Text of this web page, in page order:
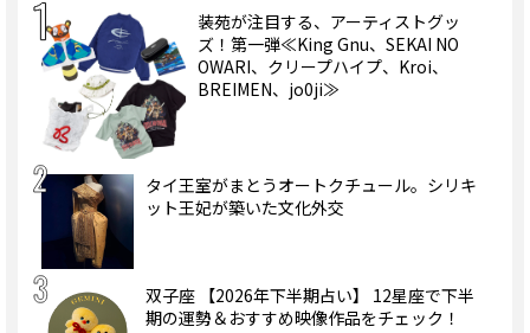
装苑が注目する、アーティストグッ
ズ！第一弾≪King Gnu、SEKAI NO
OWARI、クリープハイプ、Kroi、
BREIMEN、jo0ji≫
タイ王室がまとうオートクチュール。シリキ
ット王妃が築いた文化外交
双子座 【2026年下半期占い】 12星座で下半
期の運勢＆おすすめ映像作品をチェック！